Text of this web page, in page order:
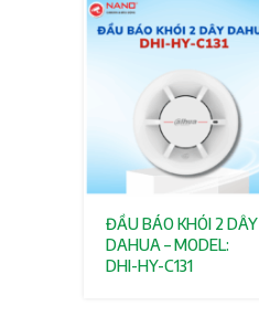
ĐẦU BÁO KHÓI 2 DÂY
DAHUA – MODEL:
DHI-HY-C131